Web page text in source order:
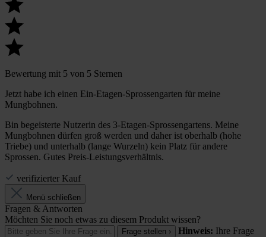
Bewertung mit 5 von 5 Sternen
Jetzt habe ich einen Ein-Etagen-Sprossengarten für meine
Mungbohnen.
Bin begeisterte Nutzerin des 3-Etagen-Sprossengartens. Meine
Mungbohnen dürfen groß werden und daher ist oberhalb (hohe
Triebe) und unterhalb (lange Wurzeln) kein Platz für andere
Sprossen. Gutes Preis-Leistungsverhältnis.
verifizierter Kauf
Menü schließen
Fragen & Antworten
Möchten Sie noch etwas zu diesem Produkt wissen?
Frage stellen › Hinweis: Ihre Frage